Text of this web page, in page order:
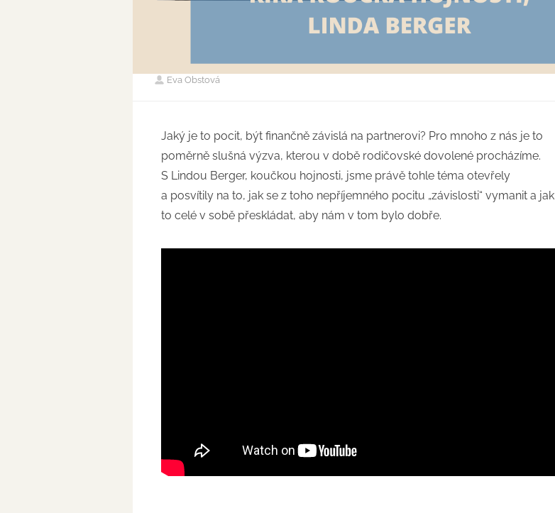
Eva Obstová
Jaký je to pocit, být finančně závislá na partnerovi? Pro mnoho z nás je to
poměrně slušná výzva, kterou v době rodičovské dovolené procházíme.
S Lindou Berger, koučkou hojnosti, jsme právě tohle téma otevřely
a posvítily na to, jak se z toho nepříjemného pocitu „závislosti“ vymanit a jak
to celé v sobě přeskládat, aby nám v tom bylo dobře.